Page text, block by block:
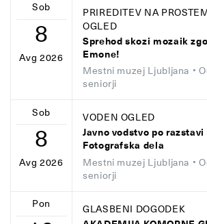
Sob
8
Avg 2026
PRIREDITEV NA
OGLED
Sprehod skozi mozaik
Emone!
Mestni muzej Ljubljana •
seniorji
Sob
8
Avg 2026
VODEN OGLED
Javno vodstvo po razstavi
Fotografska dela
Mestni muzej Ljubljana •
seniorji
Pon GLASBENI DOGODEK